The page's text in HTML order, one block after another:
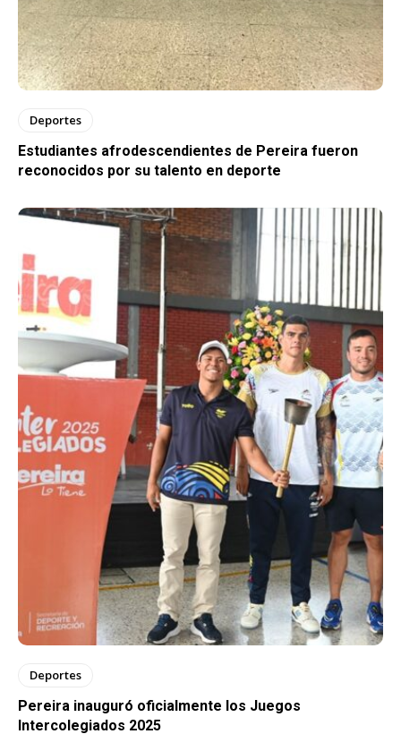
Deportes
Estudiantes afrodescendientes de Pereira fueron
reconocidos por su talento en deporte
Deportes
Pereira inauguró oficialmente los Juegos
Intercolegiados 2025